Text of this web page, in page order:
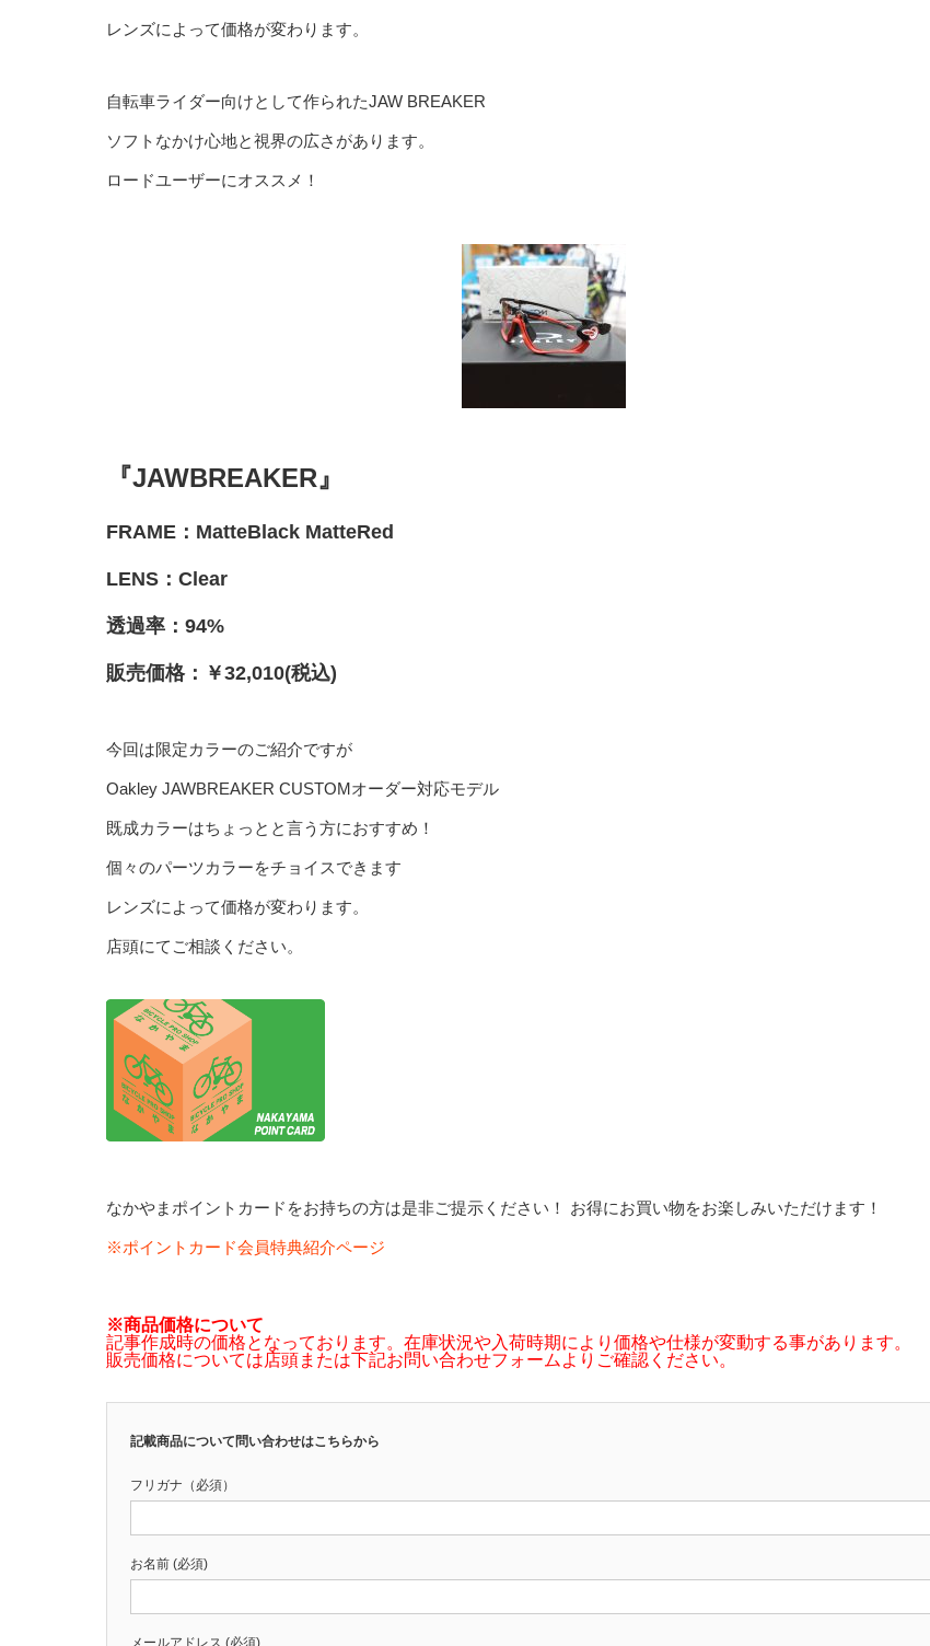
レンズによって価格が変わります。
自転車ライダー向けとして作られたJAW BREAKER
ソフトなかけ心地と視界の広さがあります。
ロードユーザーにオススメ！
『JAWBREAKER』
FRAME：MatteBlack MatteRed
LENS：Clear
透過率：94%
販売価格：￥32,010(税込)
今回は限定カラーのご紹介ですが
Oakley JAWBREAKER CUSTOMオーダー対応モデル
既成カラーはちょっとと言う方におすすめ！
個々のパーツカラーをチョイスできます
レンズによって価格が変わります。
店頭にてご相談ください。
なかやまポイントカードをお持ちの方は是非ご提示ください！ お得にお買い物をお楽しみいただけます！
※ポイントカード会員特典紹介ページ
※商品価格について
記事作成時の価格となっております。在庫状況や入荷時期により価格や仕様が変動する事があります。
販売価格については店頭または下記お問い合わせフォームよりご確認ください。
記載商品について問い合わせはこちらから
フリガナ（必須）
お名前 (必須)
メールアドレス (必須)